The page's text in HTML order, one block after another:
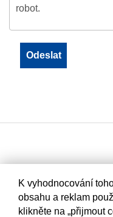
robot.
K vyhodnocování
obsahu a reklam
klikněte na „přijmout